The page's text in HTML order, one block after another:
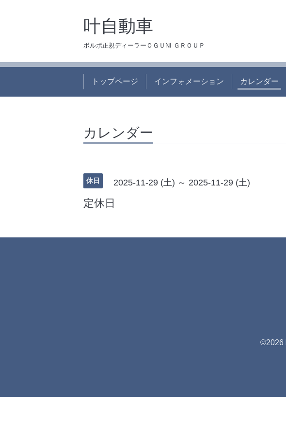
叶自動車
ボルボ正規ディーラーＯＧＵNI ＧＲＯＵＰ
トップページ インフォメーション カレンダー
カレンダー
休日 2025-11-29 (土) ～ 2025-11-29 (土)
定休日
©2026